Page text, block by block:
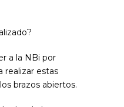
a la NBi por
realizar estas
brazos abiertos.